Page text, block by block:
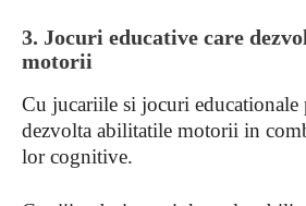
3. Jocuri educative care
motorii
Cu jucariile si jocuri
dezvolta abilitatile motorii in
lor cognitive.